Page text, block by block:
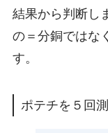
結果から判断し
の＝分銅ではな
す。
ポテチを５回